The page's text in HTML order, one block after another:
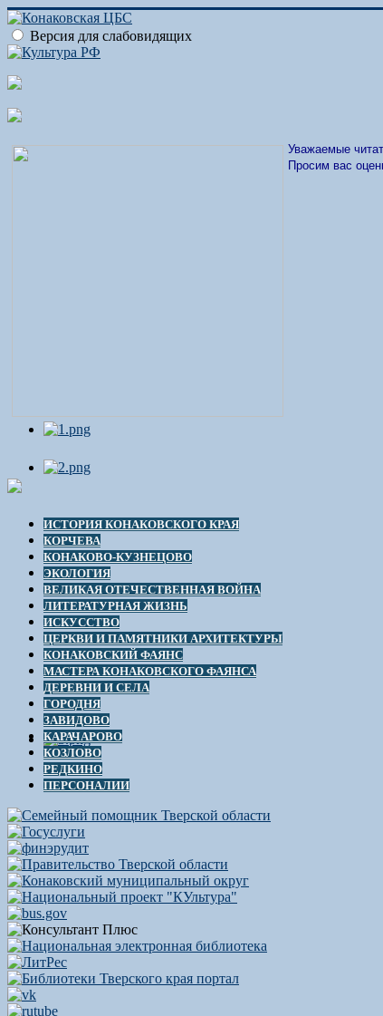
Версия для слабовидящих
Уважаемые
Просим вас
ИСТОРИЯ КОНАКОВСКОГО КРАЯ
КОРЧЕВА
КОНАКОВО-КУЗНЕЦОВО
ЭКОЛОГИЯ
ВЕЛИКАЯ ОТЕЧЕСТВЕННАЯ ВОЙНА
ЛИТЕРАТУРНАЯ ЖИЗНЬ
ИСКУССТВО
ЦЕРКВИ И ПАМЯТНИКИ АРХИТЕКТУРЫ
КОНАКОВСКИЙ ФАЯНС
МАСТЕРА КОНАКОВСКОГО ФАЯНСА
ДЕРЕВНИ И СЕЛА
ГОРОДНЯ
ЗАВИДОВО
КАРАЧАРОВО
КОЗЛОВО
РЕДКИНО
ПЕРСОНАЛИИ